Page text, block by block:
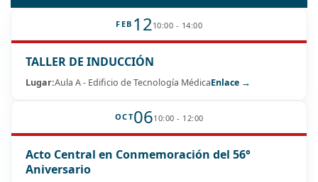
FEB 1210:00 - 14:00
TALLER DE INDUCCIÓN
Lugar:Aula A - Edificio de Tecnología MédicaEnlace →
OCT0610:00 - 12:00
Acto Central en Conmemoración del 56°
Aniversario